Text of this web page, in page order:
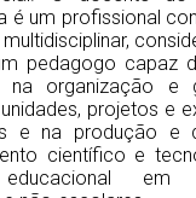
é um profissional
pedagogo capaz
na organização e
projetos e
e na produção e
científico e
em